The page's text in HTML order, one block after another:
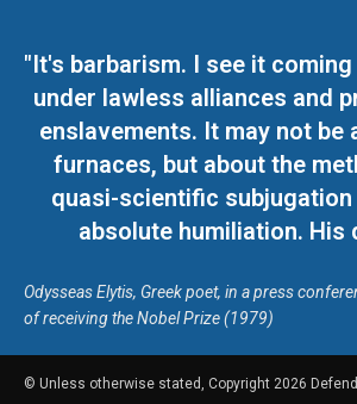
"It's barbarism. I see it
under lawless alliances and
enslavements. It may not be
furnaces, but about the
quasi-scientific subjugation
absolute humiliation. His
Odysseas Elytis, Greek poet, in a press
of receiving the Nobel Prize (1979)
© Unless otherwise stated, Copyright 2026